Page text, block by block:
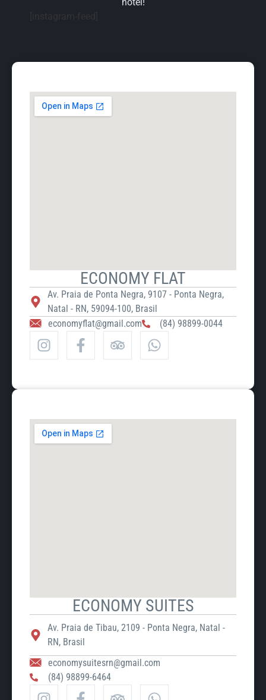
ECONOMY FLAT
Av. Praia de Ponta Negra, 9107 - Ponta Negra,
Natal - RN, 59094-100, Brasil
economyflat@gmail.com
(84) 98899-0044
ECONOMY SUITES
Av. Praia de Tibau, 2109 - Ponta Negra, Natal -
RN, Brasil
economysuitesrn@gmail.com
(84) 98899-6464